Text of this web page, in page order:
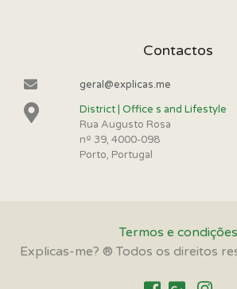
Contactos
geral@explicas.me
District | Office s and Lifestyle
Rua Augusto Rosa
nº 39, 4000-098
Porto, Portugal
Termos e condições
Explicas-me? ® Todos os direitos